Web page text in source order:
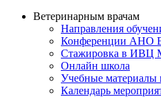
Ветеринарным врачам
Направления
Конференции
Стажировка в ИВЦ
Онлайн школа
Учебные материалы
Календарь